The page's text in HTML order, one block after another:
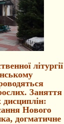
літургії
Заняття
дисциплін:
Нового
догматичне